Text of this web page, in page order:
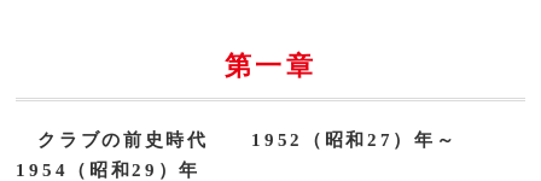
第一章
クラブの前史時代 1952（昭和27）年～
1954（昭和29）年